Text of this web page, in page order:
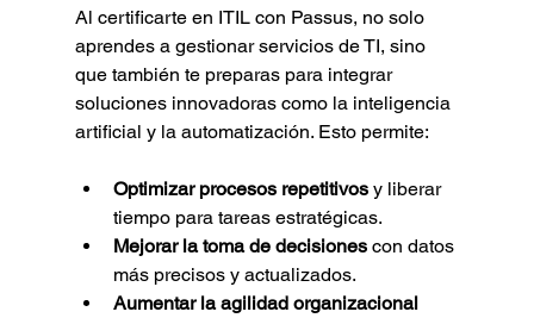
Al certificarte en ITIL con Passus, no solo
aprendes a gestionar servicios de TI, sino
que también te preparas para integrar
soluciones innovadoras como la inteligencia
artificial y la automatización. Esto permite:
Optimizar procesos repetitivos y liberar
tiempo para tareas estratégicas.
Mejorar la toma de decisiones con datos
más precisos y actualizados.
Aumentar la agilidad organizacional